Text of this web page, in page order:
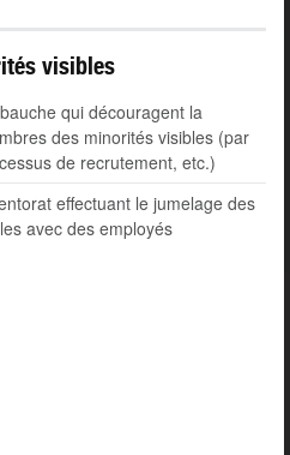
visibles
qui découragent la
des minorités visibles (par
de recrutement, etc.)
effectuant le jumelage des
avec des employés